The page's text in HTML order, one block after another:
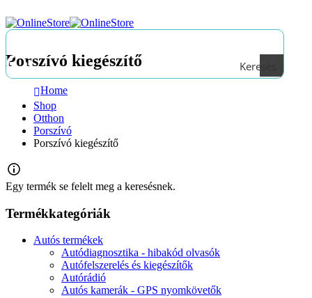
Keresés
Porszívó kiegészítő
Home
Shop
Otthon
Porszívó
Porszívó kiegészítő
Egy termék se felelt meg a keresésnek.
Termékkategóriák
Autós termékek
Autódiagnosztika - hibakód olvasók
Autófelszerelés és kiegészítők
Autórádió
Autós kamerák - GPS nyomkövetők